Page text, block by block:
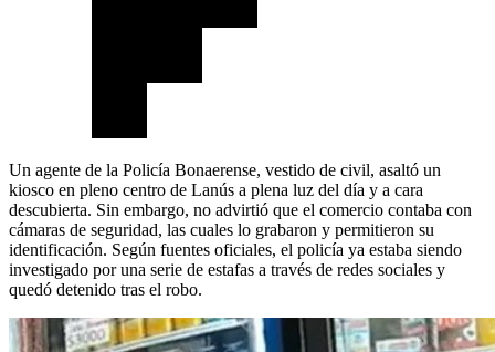
Un agente de la Policía Bonaerense, vestido de civil, asaltó un
kiosco en pleno centro de Lanús a plena luz del día y a cara
descubierta. Sin embargo, no advirtió que el comercio contaba con
cámaras de seguridad, las cuales lo grabaron y permitieron su
identificación. Según fuentes oficiales, el policía ya estaba siendo
investigado por una serie de estafas a través de redes sociales y
quedó detenido tras el robo.